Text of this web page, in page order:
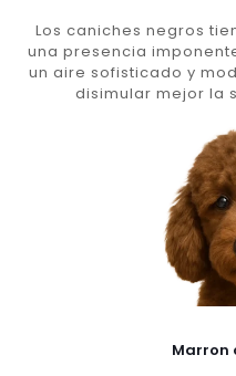
Los caniches negros
una presencia
un aire sofisticado y
disimular mejor la
Marron